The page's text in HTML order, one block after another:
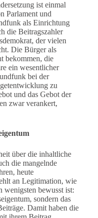
ist einmal
Parlament und
als Einrichtung
die Beitragszahler
der vielen
Die Bürger als
bekommen, die
ein wesentlicher
bei der
zu
und das Gebot der
zwar verankert,
über die inhaltliche
die mangelnde
heute
an Legitimation, wie
wenigsten bewusst ist:
sondern das
Damit haben die